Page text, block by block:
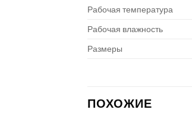
Рабочая температура
Рабочая влажность
Размеры
ПОХОЖИЕ